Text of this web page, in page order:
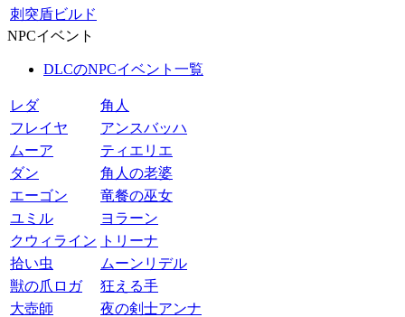
刺突盾ビルド
NPCイベント
DLCのNPCイベント一覧
レダ
角人
フレイヤ
アンスバッハ
ムーア
ティエリエ
ダン
角人の老婆
エーゴン
竜餐の巫女
ユミル
ヨラーン
クウィライン
トリーナ
拾い虫
ムーンリデル
獣の爪ロガ
狂える手
大壺師
夜の剣士アンナ